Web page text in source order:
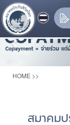
Previous
HOME >>
สมาคม